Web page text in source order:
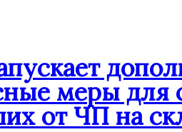
меры для
от ЧП на